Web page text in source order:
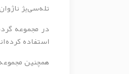
تله‌سی‌یژ
استفاده کرده‌اند.
همچنین مجموعه